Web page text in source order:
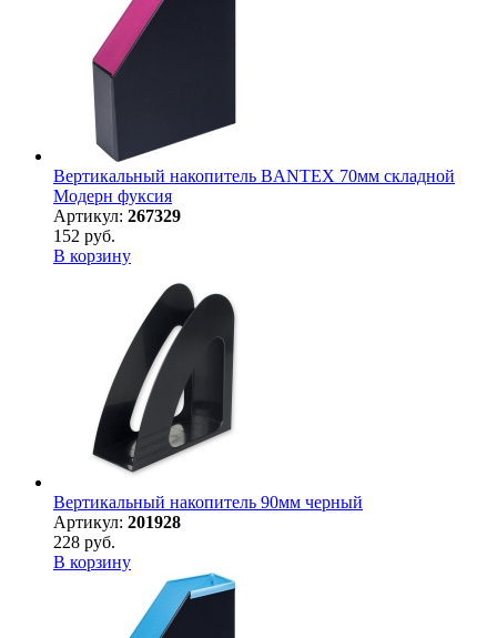
Вертикальный накопитель BANTEX 70мм складной
Модерн фуксия
Артикул: 267329
152 руб.
В корзину
Вертикальный накопитель 90мм черный
Артикул: 201928
228 руб.
В корзину